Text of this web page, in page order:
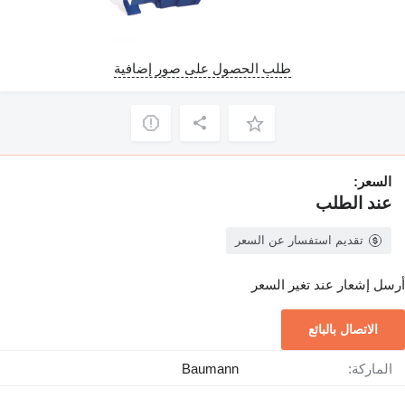
طلب الحصول على صور إضافية
السعر:
عند الطلب
تقديم استفسار عن السعر
أرسل إشعار عند تغير السعر
الاتصال بالبائع
الماركة: Baumann